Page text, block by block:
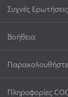
Συχνές Ερωτήσεις
Βοήθεια
Πληροφορίες